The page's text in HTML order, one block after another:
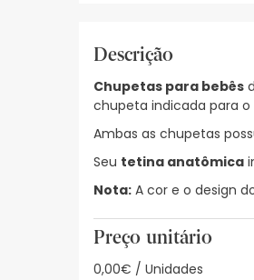
Descrição
Chupetas para bebês
chupeta indicada para
Ambas as chupetas
Seu tetina anatômica
Nota: A cor e o design
Preço unitário
0,00€ / Unidades